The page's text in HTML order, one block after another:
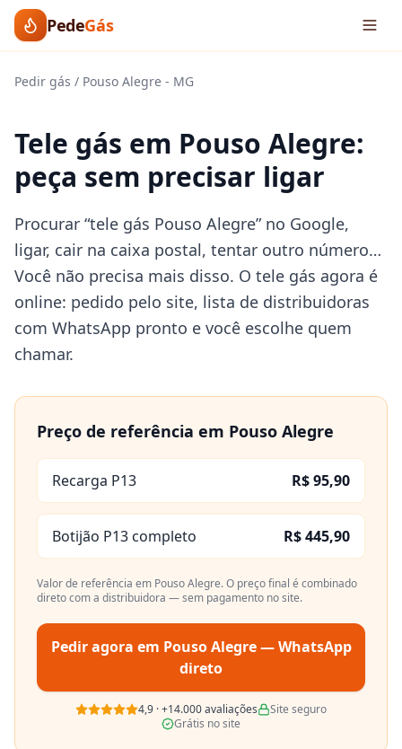
PedeGás
Pedir gás / Pouso Alegre - MG
Tele gás em Pouso Alegre:
peça sem precisar ligar
Procurar “tele gás Pouso Alegre” no Google,
ligar, cair na caixa postal, tentar outro número…
Você não precisa mais disso. O tele gás agora é
online: pedido pelo site, lista de distribuidoras
com WhatsApp pronto e você escolhe quem
chamar.
Preço de referência em Pouso Alegre
Recarga P13 R$ 95,90
Botijão P13 completo R$ 445,90
Valor de referência em Pouso Alegre. O preço final é combinado
direto com a distribuidora — sem pagamento no site.
Pedir agora em Pouso Alegre— WhatsApp
direto
4,9 ·+14.000avaliações
Site seguro
Grátis no site